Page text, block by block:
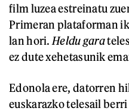
film luzea estreinatu
Primeran plataforman
lan hori. Heldu gara
ez dute xehetasunik
Edonola ere, datorren
euskarazko telesail